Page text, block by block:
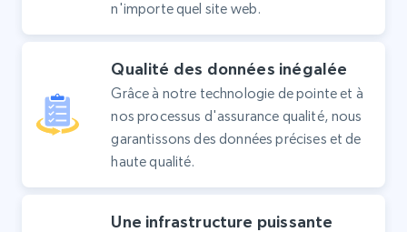
n'importe quel site web.
Qualité des données inégalée
Grâce à notre technologie de pointe et à
nos processus d'assurance qualité, nous
garantissons des données précises et de
haute qualité.
Une infrastructure puissante